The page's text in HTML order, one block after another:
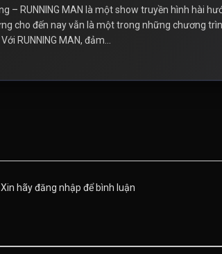
Tập 63
Tập 68 Tập 69
– RUNNING MAN là một show truyền hình hài
cho đến nay vẫn là một trong những chương
RUNNING MAN, đảm...
Xin hãy đăng nhập để bình luận